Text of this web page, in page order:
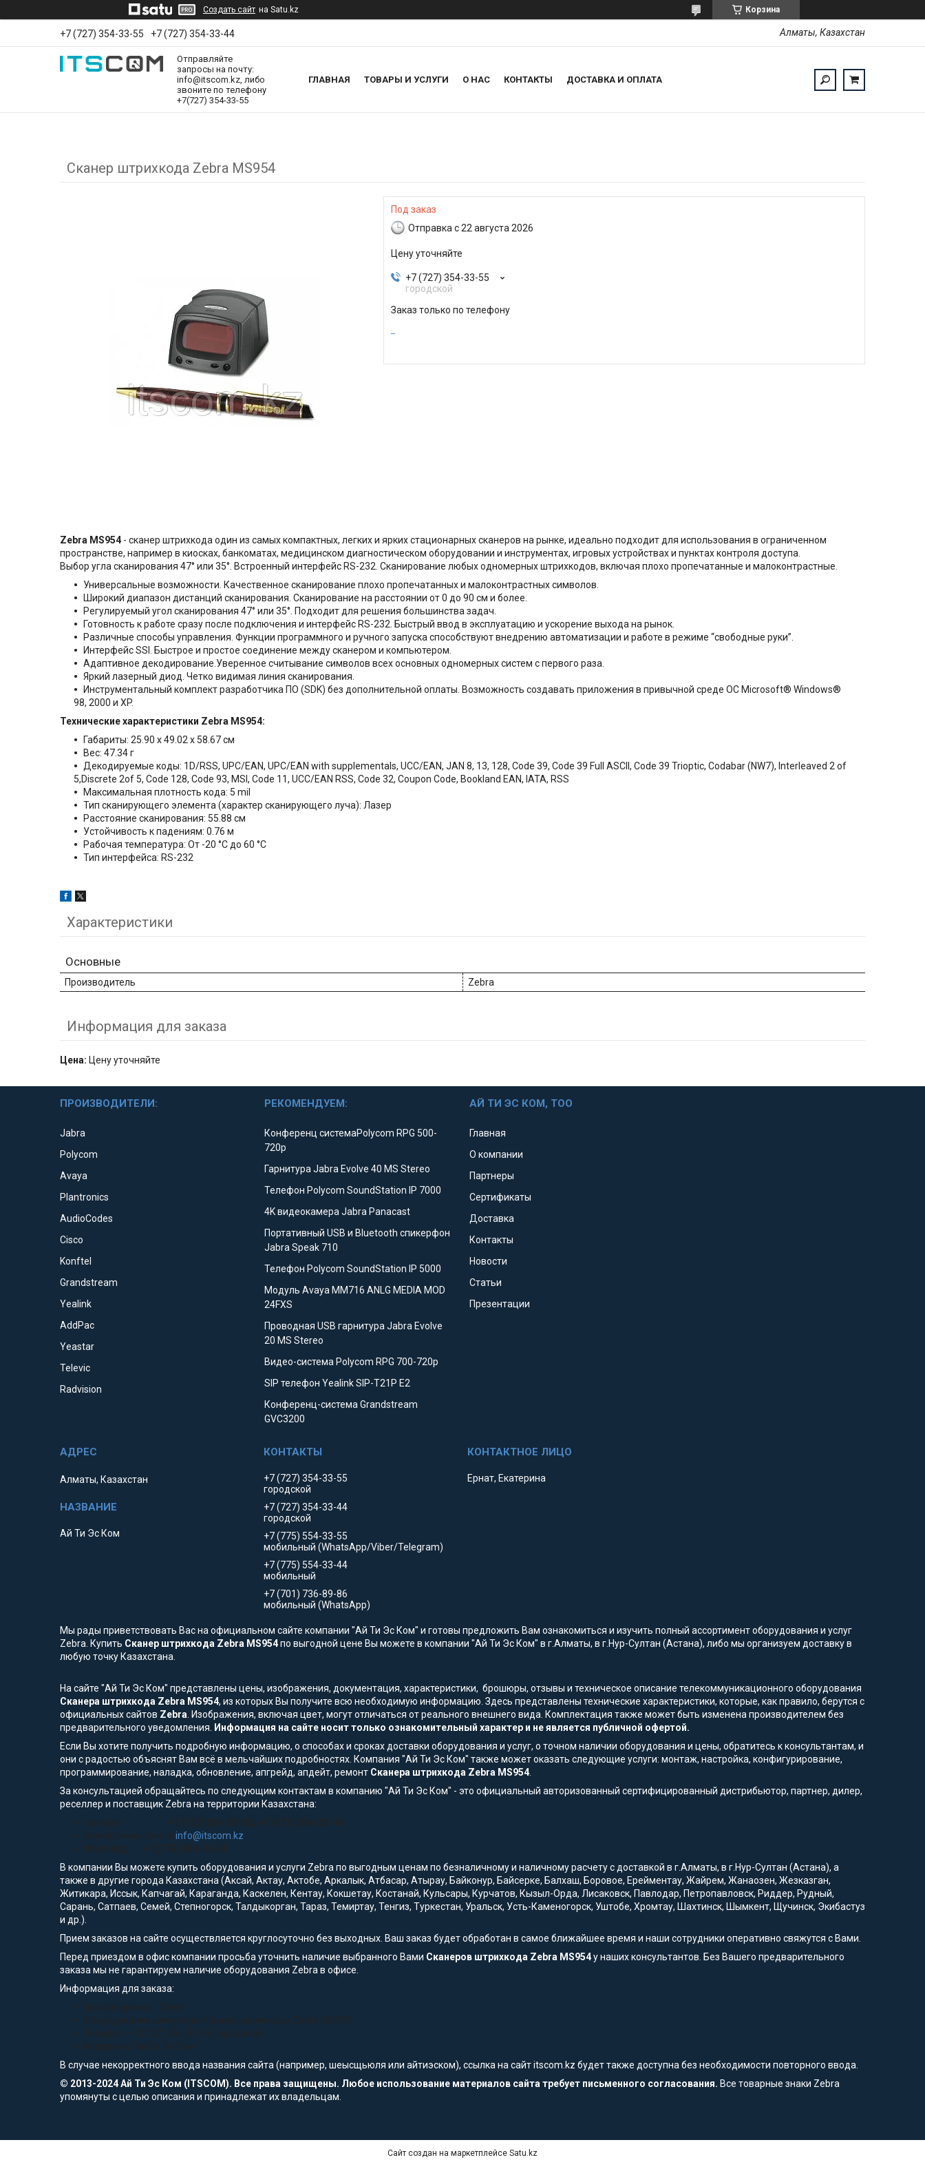
Создать сайт на Satu.kz Корзина
+7 (727) 354-33-55 +7 (727) 354-33-44 Алматы, Казахстан
Отправляйте
запросы на почту:
info@itscom.kz, либо
звоните по телефону
+7(727) 354-33-55
ГЛАВНАЯ ТОВАРЫ И УСЛУГИ О НАС КОНТАКТЫ ДОСТАВКА И ОПЛАТА
Сканер штрихкода Zebra MS954
Под заказ
Отправка с 22 августа 2026
Цену уточняйте
+7 (727) 354-33-55
городской
Заказ только по телефону
Zebra MS954 - сканер штрихкода один из самых компактных, легких и ярких стационарных сканеров на рынке, идеально подходит для использования в ограниченном
пространстве, например в киосках, банкоматах, медицинском диагностическом оборудовании и инструментах, игровых устройствах и пунктах контроля доступа.
Выбор угла сканирования 47° или 35°. Встроенный интерфейс RS-232. Сканирование любых одномерных штрихкодов, включая плохо пропечатанные и малоконтрастные.
Универсальные возможности. Качественное сканирование плохо пропечатанных и малоконтрастных символов.
Широкий диапазон дистанций сканирования. Сканирование на расстоянии от 0 до 90 см и более.
Регулируемый угол сканирования 47° или 35°. Подходит для решения большинства задач.
Готовность к работе сразу после подключения и интерфейс RS-232. Быстрый ввод в эксплуатацию и ускорение выхода на рынок.
Различные способы управления. Функции программного и ручного запуска способствуют внедрению автоматизации и работе в режиме “свободные руки”.
Интерфейс SSI. Быстрое и простое соединение между сканером и компьютером.
Адаптивное декодирование.Уверенное считывание символов всех основных одномерных систем с первого раза.
Яркий лазерный диод. Четко видимая линия сканирования.
Инструментальный комплект разработчика ПО (SDK) без дополнительной оплаты. Возможность создавать приложения в привычной среде ОС Microsoft® Windows®
98, 2000 и XP.
Технические характеристики Zebra MS954:
Габариты: 25.90 х 49.02 х 58.67 см
Вес: 47.34 г
Декодируемые коды: 1D/RSS, UPC/EAN, UPC/EAN with supplementals, UCC/EAN, JAN 8, 13, 128, Code 39, Code 39 Full ASCII, Code 39 Trioptic, Codabar (NW7), Interleaved 2 of
5,Discrete 2of 5, Code 128, Code 93, MSI, Code 11, UCC/EAN RSS, Code 32, Coupon Code, Bookland EAN, IATA, RSS
Максимальная плотность кода: 5 mil
Тип сканирующего элемента (характер сканирующего луча): Лазер
Расстояние сканирования: 55.88 см
Устойчивость к падениям: 0.76 м
Рабочая температура: От -20 °C до 60 °C
Тип интерфейса: RS-232
Характеристики
Основные
Производитель Zebra
Информация для заказа
Цена: Цену уточняйте
ПРОИЗВОДИТЕЛИ:
Jabra
Polycom
Avaya
Plantronics
AudioCodes
Cisco
Konftel
Grandstream
Yealink
AddPac
Yeastar
Televic
Radvision
РЕКОМЕНДУЕМ:
Конференц системаPolycom RPG 500-
720p
Гарнитура Jabra Evolve 40 MS Stereo
Телефон Polycom SoundStation IP 7000
4K видеокамера Jabra Panacast
Портативный USB и Bluetooth спикерфон
Jabra Speak 710
Телефон Polycom SoundStation IP 5000
Модуль Avaya MM716 ANLG MEDIA MOD
24FXS
Проводная USB гарнитура Jabra Evolve
20 MS Stereo
Видео-система Polycom RPG 700-720p
SIP телефон Yealink SIP-T21P E2
Конференц-система Grandstream
GVC3200
АЙ ТИ ЭС КОМ, ТОО
Главная
О компании
Партнеры
Сертификаты
Доставка
Контакты
Новости
Статьи
Презентации
Алматы, Казахстан
Ай Ти Эс Ком
+7 (727) 354-33-55
городской
+7 (727) 354-33-44
городской
+7 (775) 554-33-55
мобильный (WhatsApp/Viber/Telegram)
+7 (775) 554-33-44
мобильный
+7 (701) 736-89-86
мобильный (WhatsApp)
Ернат, Екатерина
Мы рады приветствовать Вас на официальном сайте компании "Ай Ти Эс Ком" и готовы предложить Вам ознакомиться и изучить полный ассортимент оборудования и услуг
Zebra. Купить Сканер штрихкода Zebra MS954по выгодной цене Вы можете в компании "Ай Ти Эс Ком" в г.Алматы, в г.Нур-Султан (Астана), либо мы организуем доставку в
любую точку Казахстана.
На сайте "Ай Ти Эс Ком" представлены цены, изображения, документация, характеристики, брошюры, отзывы и техническое описание телекоммуникационного оборудования
Сканера штрихкода Zebra MS954, из которых Вы получите всю необходимую информацию. Здесь представлены технические характеристики, которые, как правило, берутся с
официальных сайтов Zebra. Изображения, включая цвет, могут отличаться от реального внешнего вида. Комплектация также может быть изменена производителем без
предварительного уведомления. Информация на сайте носит только ознакомительный характер и не является публичной офертой.
Если Вы хотите получить подробную информацию, о способах и сроках доставки оборудования и услуг, о точном наличии оборудования и цены, обратитесь к консультантам, и
они с радостью объяснят Вам всё в мельчайших подробностях. Компания "Ай Ти Эс Ком" также может оказать следующие услуги: монтаж, настройка, конфигурирование,
программирование, наладка, обновление, апгрейд, апдейт, ремонт Сканера штрихкода Zebra MS954.
За консультацией обращайтесь по следующим контактам в компанию "Ай Ти Эс Ком" - это официальный авторизованный сертифицированный дистрибьютор, партнер, дилер,
реселлер и поставщик Zebra на территории Казахстана:
телефон:
+7 (727) 354-33-55; +7 (727) 354-33-44
электронная почта: info@itscom.kz
WhatsApp: +7 (775) 554-33-55
В компании Вы можете купить оборудования и услуги Zebra по выгодным ценам по безналичному и наличному расчету с доставкой в г.Алматы, в г.Нур-Султан (Астана), а
также в другие города Казахстана (Аксай, Актау, Актобе, Аркалык, Атбасар, Атырау, Байконур, Байсерке, Балхаш, Боровое, Ерейментау, Жайрем, Жанаозен, Жезказган,
Житикара, Иссык, Капчагай, Караганда, Каскелен, Кентау, Кокшетау, Костанай, Кульсары, Курчатов, Кызыл-Орда, Лисаковск, Павлодар, Петропавловск, Риддер, Рудный,
Сарань, Сатпаев, Семей, Степногорск, Талдыкорган, Тараз, Темиртау, Тенгиз, Туркестан, Уральск, Усть-Каменогорск, Уштобе, Хромтау, Шахтинск, Шымкент, Щучинск, Экибастуз
и др.).
Прием заказов на сайте осуществляется круглосуточно без выходных. Ваш заказ будет обработан в самое ближайшее время и наши сотрудники оперативно свяжутся с Вами.
Перед приездом в офис компании просьба уточнить наличие выбранного Вами Сканеров штрихкода Zebra MS954у наших консультантов. Без Вашего предварительного
заказа мы не гарантируем наличие оборудования Zebra в офисе.
Информация для заказа:
Производитель: Zebra
Оборудование или услуга: Сканер штрихкода Zebra MS954
Телефон: +7 (727) 354-33-55 городской
Компания "Ай Ти Эс Ком"
В случае некорректного ввода названия сайта (например, шеысщьюля или айтиэском), ссылка на сайт itscom.kz будет также доступна без необходимости повторного ввода.
© 2013-2024 Ай Ти Эс Ком (ITSCOM). Все права защищены. Любое использование материалов сайта требует письменного согласования. Все товарные знаки Zebra
упомянуты с целью описания и принадлежат их владельцам.
Сайт создан на маркетплейсе Satu.kz